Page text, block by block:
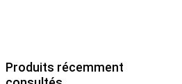
Produits récemment